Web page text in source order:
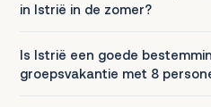
in Istrië in de zomer?
Is Istrië een goede
groepsvakantie met 8